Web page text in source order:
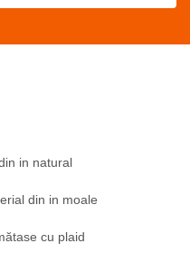
in natural
din in moale
cu plaid